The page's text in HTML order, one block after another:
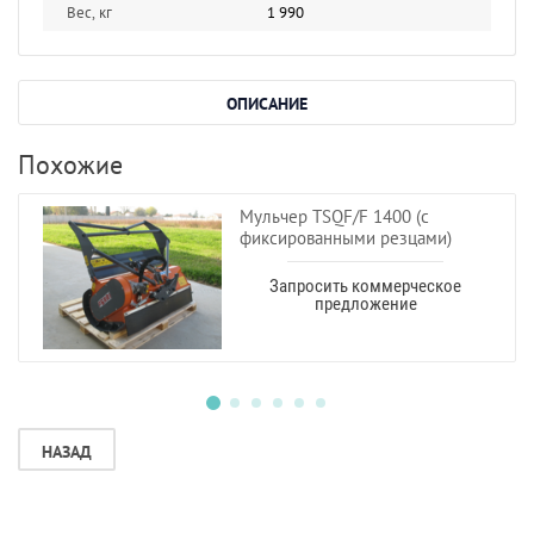
Вес, кг
1 990
ОПИСАНИЕ
Похожие
Мульчер TSQF/F 1400 (с
фиксированными резцами)
Запросить коммерческое
предложение
НАЗАД